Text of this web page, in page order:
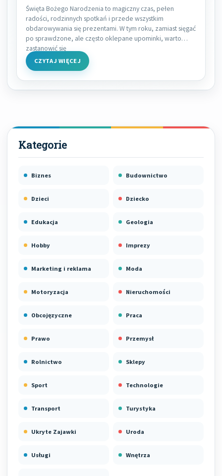
Święta Bożego Narodzenia to magiczny czas, pełen
radości, rodzinnych spotkań i przede wszystkim
obdarowywania się prezentami. W tym roku, zamiast sięgać
po sprawdzone, ale często oklepane upominki, warto
zastanowić się
CZYTAJ WIĘCEJ
Biznes Budownictwo
Dzieci Dziecko
Edukacja Geologia
Hobby Imprezy
Marketing i reklama Moda
Motoryzacja Nieruchomości
Obcojęzyczne Praca
Prawo Przemysł
Rolnictwo Sklepy
Sport Technologie
Transport Turystyka
Ukryte Zajawki Uroda
Usługi Wnętrza